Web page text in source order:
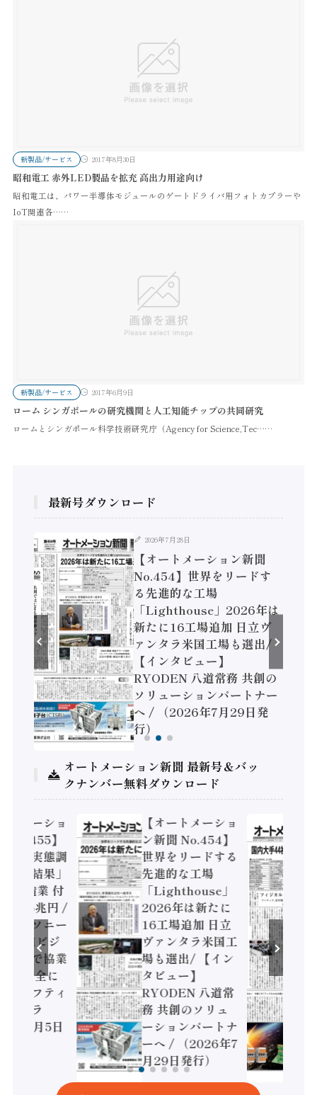
新製品/サービス 2017年8月30日
昭和電工 赤外LED製品を拡充 高出力用途向け
昭和電工は、パワー半導体モジュールのゲートドライバ用フォトカプラーや
IoT関連各……
新製品/サービス 2017年6月9日
ローム シンガポールの研究機関と人工知能チップの共同研究
ロームとシンガポール科学技術研究庁（Agency for Science,Tec……
最新号ダウンロード
2026年7月28日
【オートメーション新聞
No.454】世界をリードす
る先進的な工場
「Lighthouse」2026年は
新たに16工場追加 日立ヴ
ァンタラ米国工場も選出/
【インタビュー】
RYODEN 八道常務 共創の
ソリューションパートナー
へ / （2026年7月29日発
行）
オートメーション新聞 最新号＆バッ
クナンバー無料ダウンロード
トメーショ
No.455】
構造実態調
集計結果」
製造業 付
額86兆円 /
機とソニー
ン AIビジ
ンサで協業
、安全に
セーフティ
ローラ
年8月5日
【オートメーショ
ン新聞 No.454】
世界をリードする
先進的な工場
「Lighthouse」
2026年は新たに
16工場追加 日立
ヴァンタラ米国工
場も選出/ 【イン
タビュー】
RYODEN 八道常
務 共創のソリュ
ーションパートナ
ーへ / （2026年7
月29日発行）